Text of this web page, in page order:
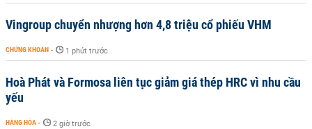
Vingroup chuyển nhượng hơn 4,8 triệu cổ phiếu VHM
CHỨNG KHOÁN - 1 phút trước
Hoà Phát và Formosa liên tục giảm giá thép HRC vì nhu cầu
yếu
HÀNG HÓA - 2 giờ trước